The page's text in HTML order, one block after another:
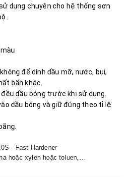
dụng chuyên cho hệ thống sơn
.
để dính dầu mỡ, nước, bụi,
bẩn khác.
đều dầu bóng trước khi sử dụng.
dầu bóng và giữ đúng theo tỉ lệ
- Fast Hardener
hoặc xylen hoặc toluen,...